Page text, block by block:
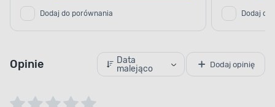
Dodaj do porównania Dodaj do
Opinie
Data
malejąco
Dodaj opinię